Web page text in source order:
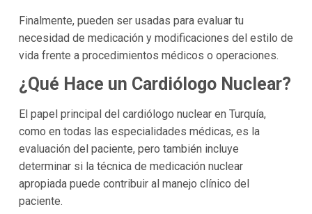
Finalmente, pueden ser usadas para evaluar tu
necesidad de medicación y modificaciones del estilo de
vida frente a procedimientos médicos o operaciones.
¿Qué Hace un Cardiólogo Nuclear?
El papel principal del cardiólogo nuclear en Turquía,
como en todas las especialidades médicas, es la
evaluación del paciente, pero también incluye
determinar si la técnica de medicación nuclear
apropiada puede contribuir al manejo clínico del
paciente.